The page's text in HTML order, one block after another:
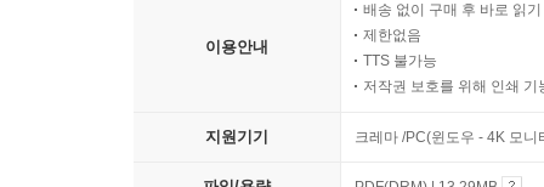
이용안내
배송 없이 구매 후 바로 읽기
제한없음
TTS 불가능
저작권 보호를 위해 인쇄 기
지원기기 크레마 /PC(윈도우 - 4K 모